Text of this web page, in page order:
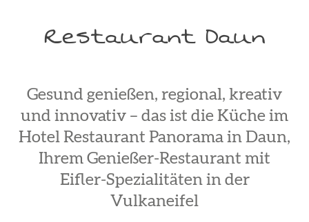
Restaurant Daun
Gesund genießen, regional, kreativ
und innovativ – das ist die Küche im
Hotel Restaurant Panorama in Daun,
Ihrem Genießer-Restaurant mit
Eifler-Spezialitäten in der
Vulkaneifel